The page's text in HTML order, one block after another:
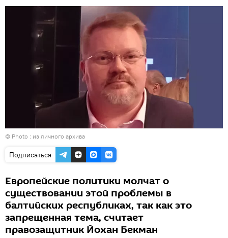
© Photo : из личного архива
Подписаться
Европейские политики молчат о
существовании этой проблемы в
балтийских республиках, так как это
запрещенная тема, считает
правозащитник Йохан Бекман